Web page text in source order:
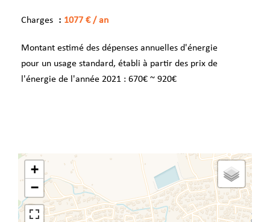
Charges 1077 € / an
Montant estimé des dépenses annuelles d'énergie
pour un usage standard, établi à partir des prix de
l'énergie de l'année 2021 : 670€ ~ 920€
+
−